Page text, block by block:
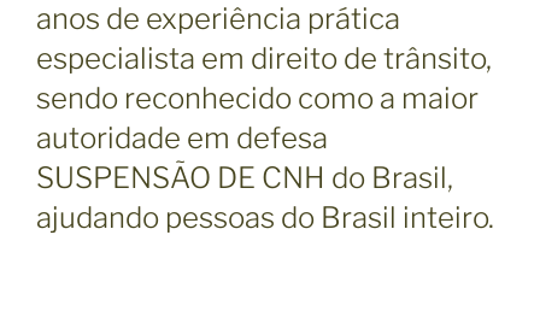
anos de experiência prática
especialista em direito de trânsito,
sendo reconhecido como a maior
autoridade em defesa
SUSPENSÃO DE CNH do Brasil,
ajudando pessoas do Brasil inteiro.